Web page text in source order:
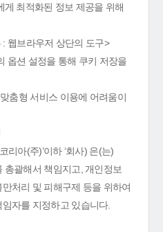
게 최적화된 정보 제공을 위해
: 웹브라우저 상단의 도구>
옵션 설정을 통해 쿠키 저장을
춤형 서비스 이용에 어려움이
아(주)’이하 ‘회사) 은(는)
총괄해서 책임지고, 개인정보
처리 및 피해구제 등을 위하여
자를 지정하고 있습니다.